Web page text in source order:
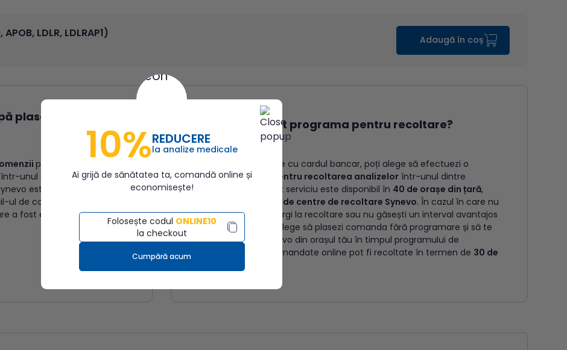
LDLR, LDLRAP1)
Adaugă în coș
plasarea unei
plasate în shop-ul
unul dintre centrele
este necesar să
ul de confirmare primit din
a fost efectuată
Cum mă pot programa pentru recoltare?
Înainte de a plăti online cu cardul bancar, poți alege să efectuezi o
programare online pentru recoltarea analizelor într-unul dintre
centrele Synevo. Acest serviciu este disponibil în 40 de orașe din țară,
peste 100 de centre de recoltare Synevo. În cazul în care nu
știi când dorești să mergi la recoltare sau nu găsești un interval avantajos
programului tău, poți alege să plasezi comanda fără programare și să te
prezinți în centrul Synevo din orașul tău în timpul programului de
recoltare. Analizele comandate online pot fi recoltate în termen de 30 de
10%REDUCERE
la analize medicale
Ai grijă de sănătatea ta, comandă online și
economisește!
Folosește codul ONLINE10
la checkout
Cumpără acum